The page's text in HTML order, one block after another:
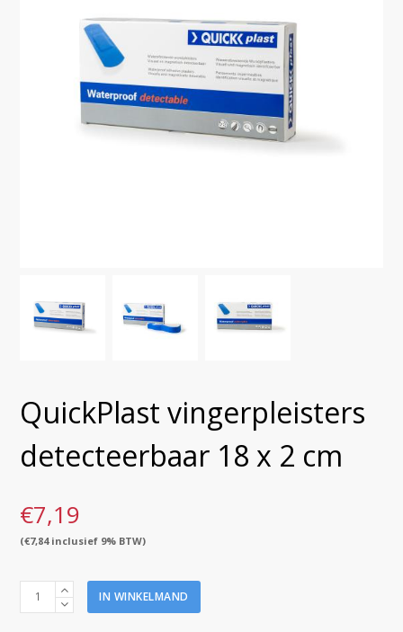
QuickPlast vingerpleisters
detecteerbaar 18 x 2 cm
€7,19
(€7,84inclusief 9% BTW)
QuickPlast
vingerpleisters
IN WINKELMAND